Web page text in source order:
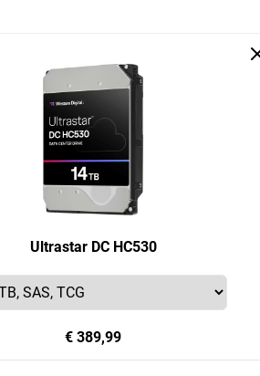
Ultrastar DC HC530
€ 389,99